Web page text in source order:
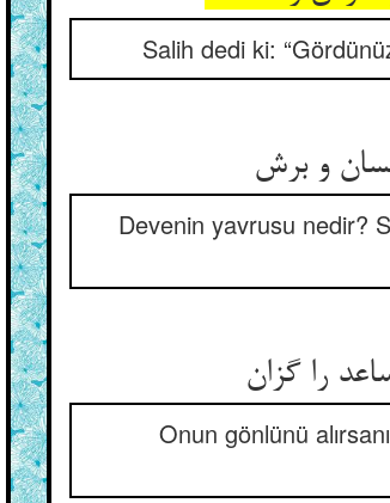
Salih dedi ki:
Devenin yavrusu nedir?
Onun gönlünü